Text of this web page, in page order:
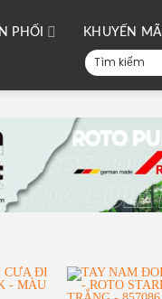
PHỐI KHUYẾN MÃI
Tìm
kiếm: